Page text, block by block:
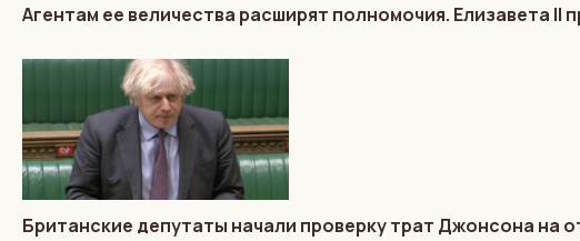
Агентам ее величества расширят полномочия. Елизавета II
Британские депутаты начали проверку трат Джонсона на